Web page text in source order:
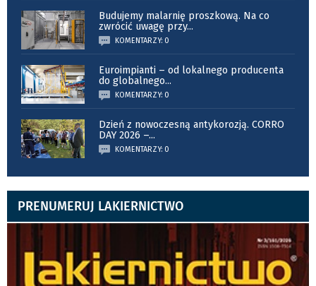
Budujemy malarnię proszkową. Na co
zwrócić uwagę przy...
KOMENTARZY: 0
Euroimpianti – od lokalnego producenta
do globalnego...
KOMENTARZY: 0
Dzień z nowoczesną antykorozją. CORRO
DAY 2026 –...
KOMENTARZY: 0
PRENUMERUJ LAKIERNICTWO